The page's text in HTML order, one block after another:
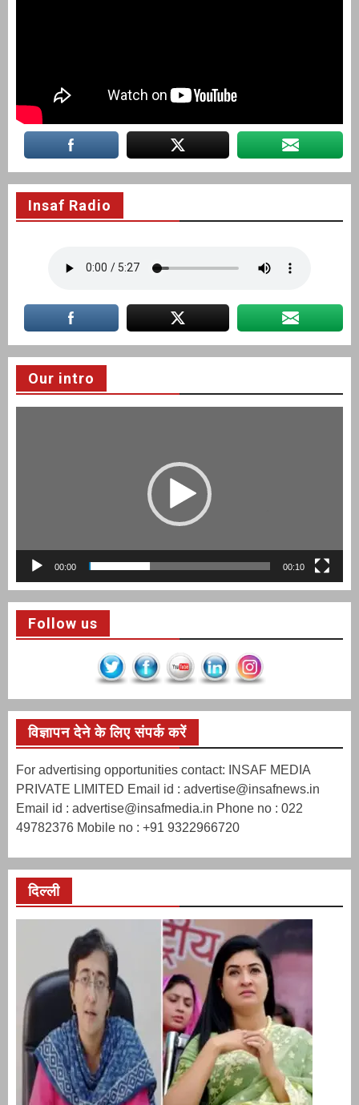
Insaf Radio
Our intro
00:00 00:10
Follow us
विज्ञापन देने के लिए संपर्क करें
For advertising opportunities contact: INSAF MEDIA
PRIVATE LIMITED Email id : advertise@insafnews.in
Email id : advertise@insafmedia.in Phone no : 022
49782376 Mobile no : +91 9322966720
दिल्ली